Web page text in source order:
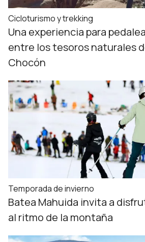
Cicloturismo y trekking
Una experiencia para
entre los tesoros naturales
Chocón
Temporada de invierno
Batea Mahuida invita a
al ritmo de la montaña